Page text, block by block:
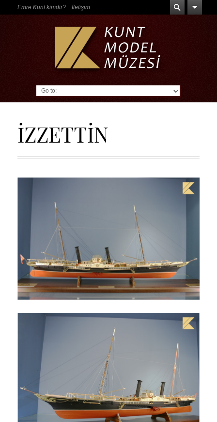
Emre Kunt kimdir? İletişim
İZZETTİN